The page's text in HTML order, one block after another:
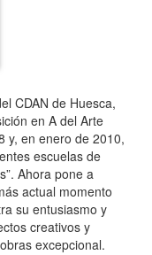
CDAN de Huesca,
en A del Arte
y, en enero de 2010,
escuelas de
Ahora pone a
actual momento
su entusiasmo y
creativos y
excepcional.